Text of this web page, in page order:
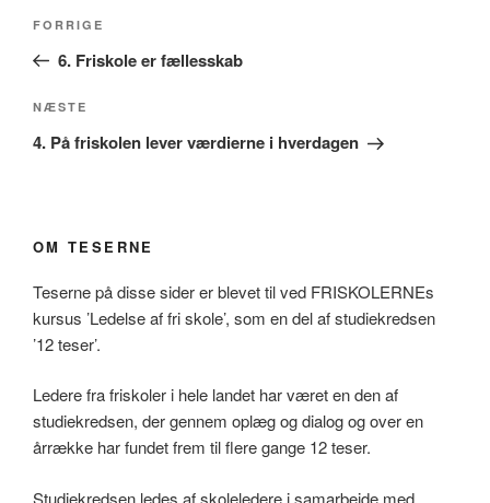
Forrige
indlæg
FORRIGE
6. Friskole er fællesskab
Næste
indlæg
NÆSTE
4. På friskolen lever værdierne i hverdagen
OM TESERNE
Teserne på disse sider er blevet til ved FRISKOLERNEs
kursus ’Ledelse af fri skole’, som en del af studiekredsen
’12 teser’.
Ledere fra friskoler i hele landet har været en den af
studiekredsen, der gennem oplæg og dialog og over en
årrække har fundet frem til flere gange 12 teser.
Studiekredsen ledes af skoleledere i samarbejde med